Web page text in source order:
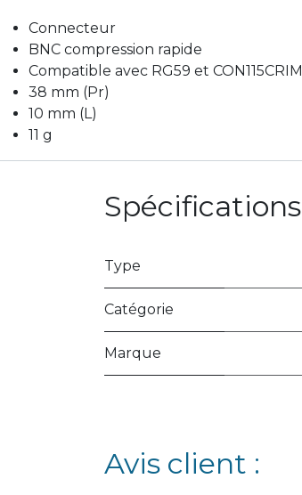
Connecteur
BNC compression rapide
Compatible avec RG59 et CON115CRIM
38 mm (Pr)
10 mm (L)
11 g
Spécifications
Type
Catégorie
Marque
Avis client :